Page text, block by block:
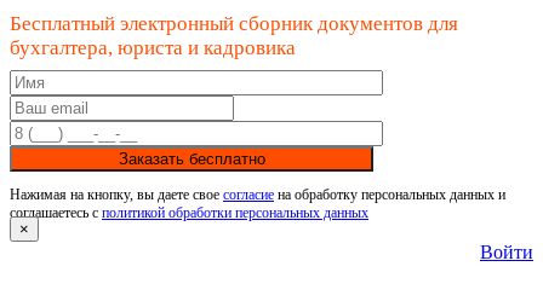
Бесплатный электронный сборник документов для
бухгалтера, юриста и кадровика
Заказать бесплатно
Нажимая на кнопку, вы даете свое согласие на обработку персональных данных и
соглашаетесь с политикой обработки персональных данных
×
Войти